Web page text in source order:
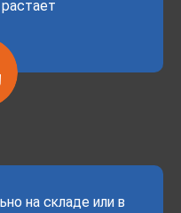
на складе или в